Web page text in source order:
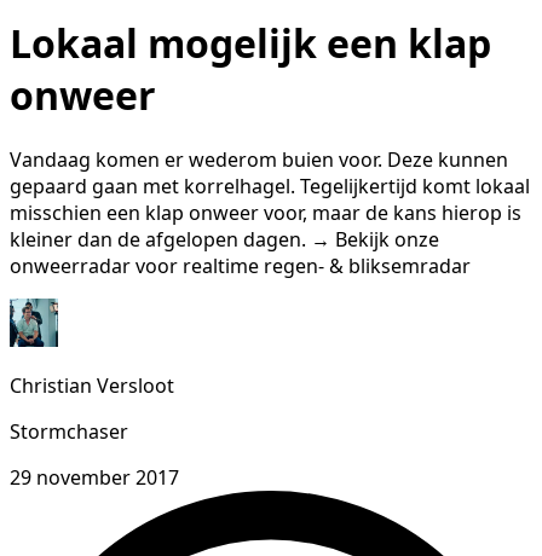
Lokaal mogelijk een klap
onweer
Vandaag komen er wederom buien voor. Deze kunnen
gepaard gaan met korrelhagel. Tegelijkertijd komt lokaal
misschien een klap onweer voor, maar de kans hierop is
kleiner dan de afgelopen dagen. → Bekijk onze
onweerradar voor realtime regen- & bliksemradar
Christian Versloot
Stormchaser
29 november 2017